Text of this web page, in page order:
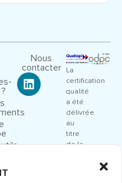
Nous
contacter
La
certification
qualité
a été
délivrée
au
titre
de la